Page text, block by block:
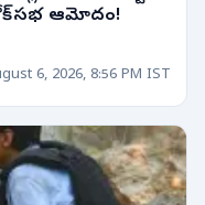
ఆమోదం!
6, 2026, 8:56 PM IST